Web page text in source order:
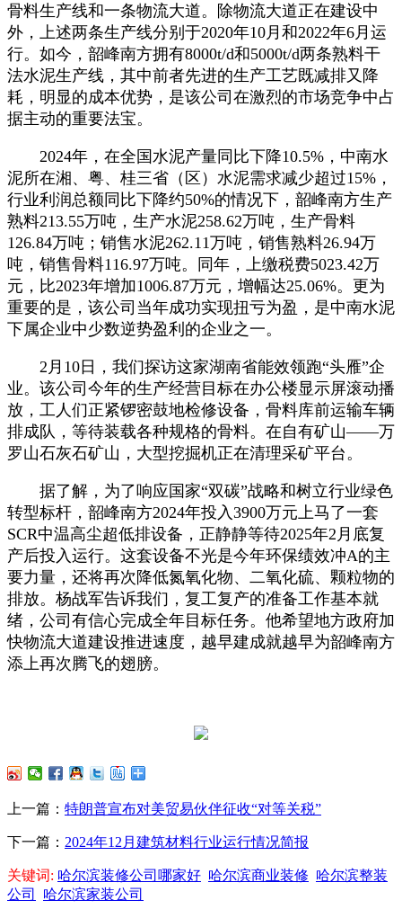
骨料生产线和一条物流大道。除物流大道正在建设中
外，上述两条生产线分别于2020年10月和2022年6月运
行。如今，韶峰南方拥有8000t/d和5000t/d两条熟料干
法水泥生产线，其中前者先进的生产工艺既减排又降
耗，明显的成本优势，是该公司在激烈的市场竞争中占
据主动的重要法宝。
2024年，在全国水泥产量同比下降10.5%，中南水
泥所在湘、粤、桂三省（区）水泥需求减少超过15%，
行业利润总额同比下降约50%的情况下，韶峰南方生产
熟料213.55万吨，生产水泥258.62万吨，生产骨料
126.84万吨；销售水泥262.11万吨，销售熟料26.94万
吨，销售骨料116.97万吨。同年，上缴税费5023.42万
元，比2023年增加1006.87万元，增幅达25.06%。更为
重要的是，该公司当年成功实现扭亏为盈，是中南水泥
下属企业中少数逆势盈利的企业之一。
2月10日，我们探访这家湖南省能效领跑“头雁”企
业。该公司今年的生产经营目标在办公楼显示屏滚动播
放，工人们正紧锣密鼓地检修设备，骨料库前运输车辆
排成队，等待装载各种规格的骨料。在自有矿山——万
罗山石灰石矿山，大型挖掘机正在清理采矿平台。
据了解，为了响应国家“双碳”战略和树立行业绿色
转型标杆，韶峰南方2024年投入3900万元上马了一套
SCR中温高尘超低排设备，正静静等待2025年2月底复
产后投入运行。这套设备不光是今年环保绩效冲A的主
要力量，还将再次降低氮氧化物、二氧化硫、颗粒物的
排放。杨战军告诉我们，复工复产的准备工作基本就
绪，公司有信心完成全年目标任务。他希望地方政府加
快物流大道建设推进速度，越早建成就越早为韶峰南方
添上再次腾飞的翅膀。
上一篇： 特朗普宣布对美贸易伙伴征收“对等关税”
下一篇： 2024年12月建筑材料行业运行情况简报
关键词: 哈尔滨装修公司哪家好 哈尔滨商业装修 哈尔滨整装
公司
哈尔滨家装公司